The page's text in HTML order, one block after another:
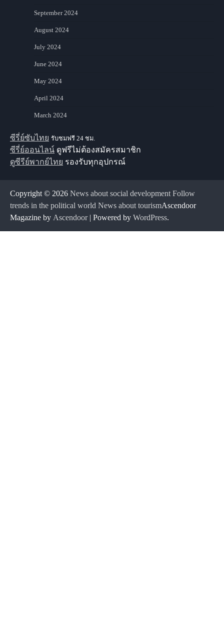
September 2024
August 2024
July 2024
June 2024
May 2024
April 2024
March 2024
ซีรี่ย์ซับไทย รับชมฟรี 24 ชม.
ซีรี่ย์ออนไลน์ ดูฟรีไม่ต้องสมัครสมาชิก
ดูซีรีย์พากย์ไทย รองรับทุกอุปกรณ์
Copyright © 2026 News about social development Follow
trends in the political world News about tourismAscendoor
Magazine by Ascendoor| Powered by WordPress.